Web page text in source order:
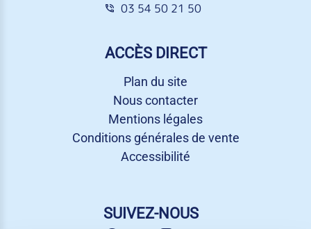
03 54 50 21 50
ACCÈS DIRECT
Plan du site
Nous contacter
Mentions légales
Conditions générales de vente
Accessibilité
SUIVEZ-NOUS